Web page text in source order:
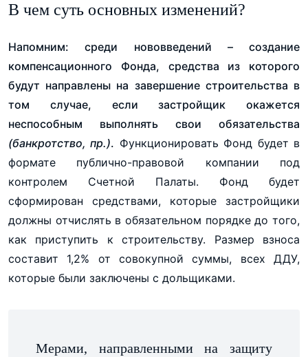
В чем суть основных изменений?
Напомним: среди нововведений – создание
компенсационного Фонда, средства из которого
будут направлены на завершение строительства в
том случае, если застройщик окажется
неспособным выполнять свои обязательства
(банкротство, пр.). Функционировать Фонд будет в
формате публично-правовой компании под
контролем Счетной Палаты. Фонд будет
сформирован средствами, которые застройщики
должны отчислять в обязательном порядке до того,
как приступить к строительству. Размер взноса
составит 1,2% от совокупной суммы, всех ДДУ,
которые были заключены с дольщиками.
Мерами, направленными на защиту